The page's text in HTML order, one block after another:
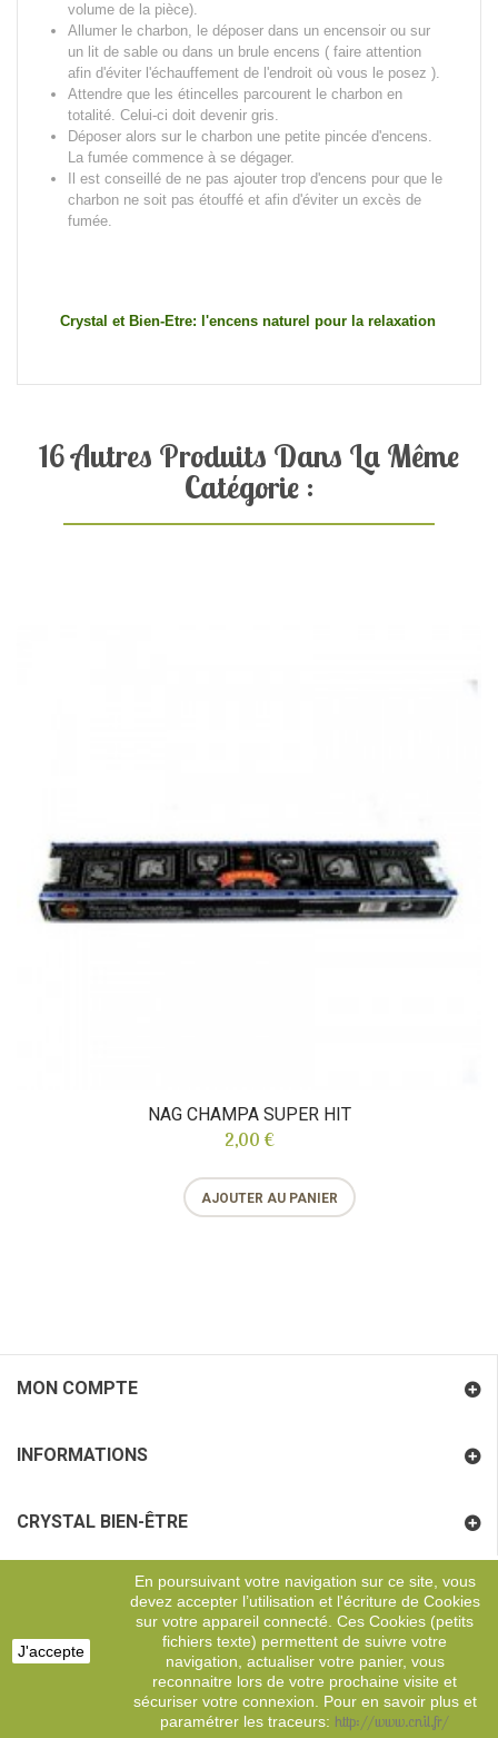
J'accepte
En poursuivant votre navigation sur ce site, vous
devez accepter l’utilisation et l'écriture de Cookies
sur votre appareil connecté. Ces Cookies (petits
fichiers texte) permettent de suivre votre
navigation, actualiser votre panier, vous
reconnaitre lors de votre prochaine visite et
sécuriser votre connexion. Pour en savoir plus et
paramétrer les traceurs: http://www.cnil.fr/
volume de la pièce).
Allumer le charbon, le déposer dans un encensoir ou sur
un lit de sable ou dans un brule encens ( faire attention
afin d'éviter l'échauffement de l'endroit où vous le posez ).
Attendre que les étincelles parcourent le charbon en
totalité. Celui-ci doit devenir gris.
Déposer alors sur le charbon une petite pincée d'encens.
La fumée commence à se dégager.
Il est conseillé de ne pas ajouter trop d'encens pour que le
charbon ne soit pas étouffé et afin d'éviter un excès de
fumée.
Crystal et Bien-Etre: l'encens naturel pour la relaxation
16 Autres Produits Dans La Même
Catégorie :
NAG CHAMPA SUPER HIT
2,00 €
AJOUTER AU PANIER
MON COMPTE
INFORMATIONS
CRYSTAL BIEN-ÊTRE
COORDONNÉES
Copyright Digital Effervescence